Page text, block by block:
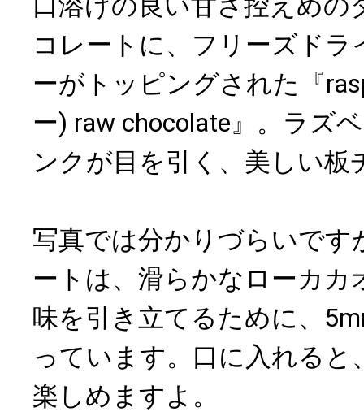
コレートに、フリーズド
ーがトッピングされた『
ー) raw chocolate』。ラズ
ンクが目を引く、美しい板
写真では分かりづらいです
ートは、滑らかなローカカ
味を引き立てるために、
っています。口に入れると
楽しめますよ。